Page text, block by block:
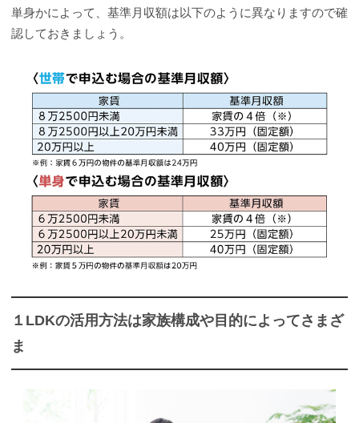
単身かによって、基準月収額は以下のように異なりますので確
認しておきましょう。
１LDKの活用方法は家族構成や目的によってさまざ
ま